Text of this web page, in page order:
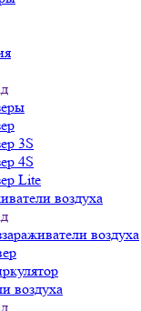
3S
4S
Lite
воздуха
воздуха
воздуха